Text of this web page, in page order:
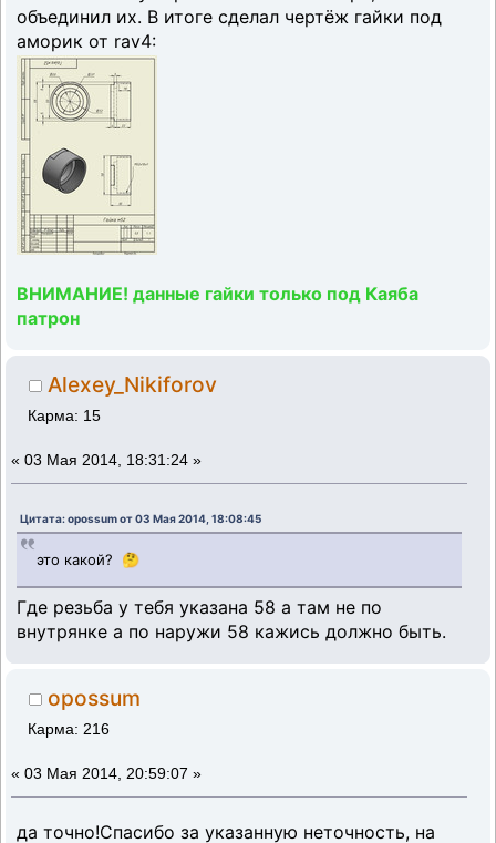
объединил их. В итоге сделал чертёж гайки под
аморик от rav4:
ВНИМАНИЕ! данные гайки только под Каяба
патрон
Alexey_Nikiforov
Карма: 15
« 03 Мая 2014, 18:31:24 »
Цитата: opossum от 03 Мая 2014, 18:08:45
это какой? 🤔
Где резьба у тебя указана 58 а там не по
внутрянке а по наружи 58 кажись должно быть.
opossum
Карма: 216
« 03 Мая 2014, 20:59:07 »
да точно!Спасибо за указанную неточность, на